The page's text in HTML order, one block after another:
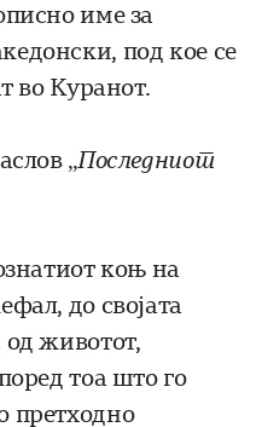
име за
под кое се
во Куранот.
„Последниот
коњ на
до својата
од животот,
тоа што го
претходно